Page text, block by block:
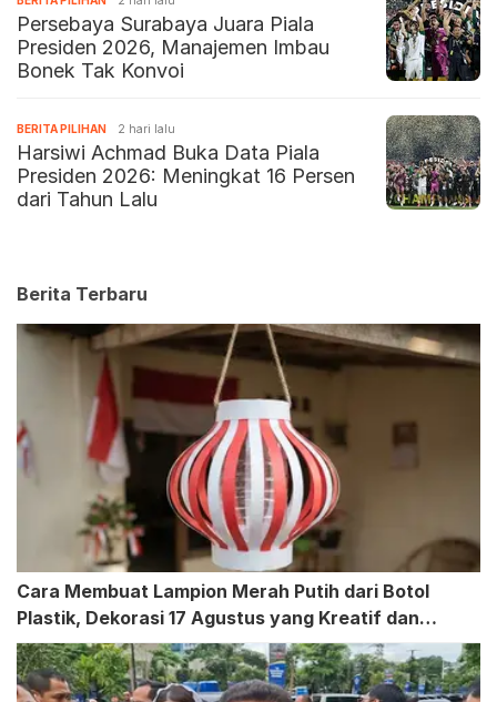
Persebaya Surabaya Juara Piala
Presiden 2026, Manajemen Imbau
Bonek Tak Konvoi
BERITA PILIHAN 2 hari lalu
Harsiwi Achmad Buka Data Piala
Presiden 2026: Meningkat 16 Persen
dari Tahun Lalu
Berita Terbaru
Cara Membuat Lampion Merah Putih dari Botol
Plastik, Dekorasi 17 Agustus yang Kreatif dan
Hemat